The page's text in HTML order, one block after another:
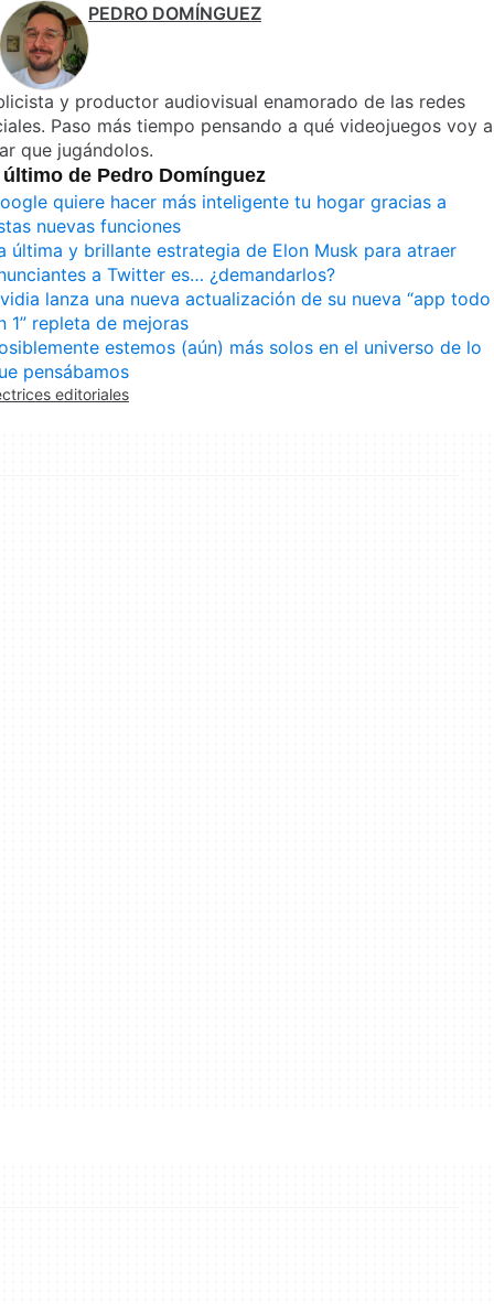
PEDRO DOMÍNGUEZ
y productor audiovisual enamorado de las redes
Paso más tiempo pensando a qué videojuegos voy a
que jugándolos.
de Pedro Domínguez
quiere hacer más inteligente tu hogar gracias a
nuevas funciones
última y brillante estrategia de Elon Musk para atraer
a Twitter es… ¿demandarlos?
lanza una nueva actualización de su nueva “app todo
1” repleta de mejoras
estemos (aún) más solos en el universo de lo
pensábamos
editoriales